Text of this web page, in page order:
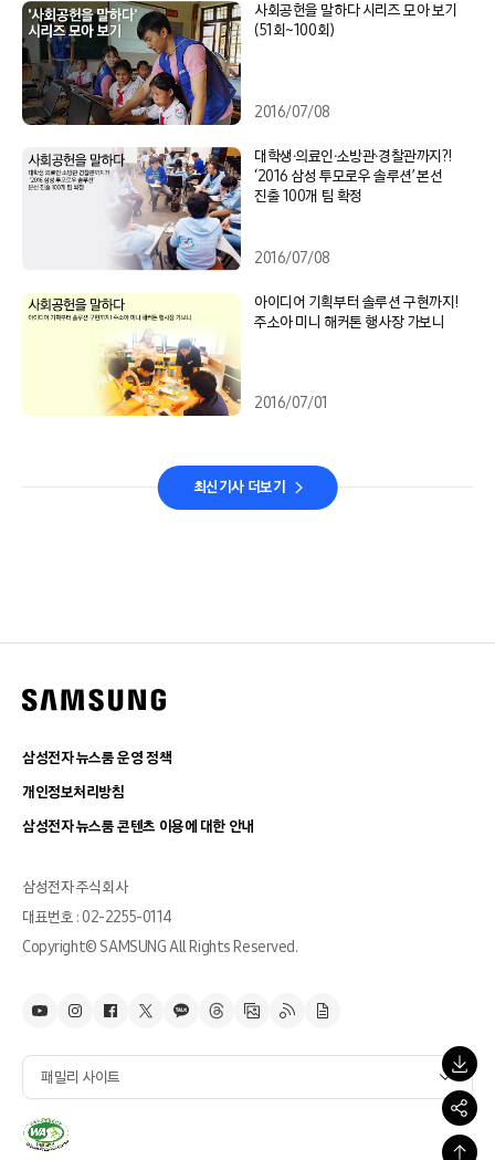
사회공헌을 말하다 시리즈 모아 보기
(51회~100회)
2016/07/08
대학생∙의료인∙소방관∙경찰관까지?!
‘2016 삼성 투모로우 솔루션’ 본선
진출 100개 팀 확정
2016/07/08
아이디어 기획부터 솔루션 구현까지!
주소아 미니 해커톤 행사장 가보니
2016/07/01
최신기사 더보기
삼성전자 뉴스룸 운영 정책
개인정보처리방침
삼성전자 뉴스룸 콘텐츠 이용에 대한 안내
삼성전자 주식회사
대표번호 : 02-2255-0114
Copyright© SAMSUNG All Rights Reserved.
패밀리 사이트